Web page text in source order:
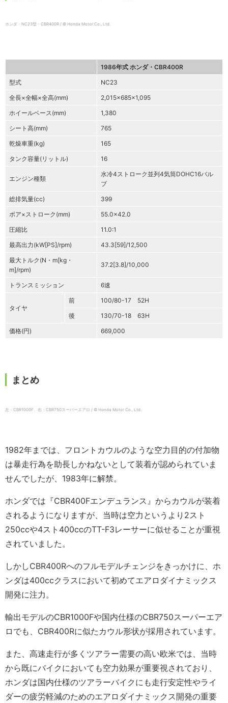
ホンダ・NC23型・CBR400R / © Honda Motor Co., Ltd.
1986年式 ホンダ・CBR400R
型式
NC23
全長×全幅×全高(mm)
2,015×685×1,095
ホイールベース(mm)
1,380
シート高(mm)
765
乾燥車重(kg)
165
タンク容量(リットル)
16
エンジン種類
水冷4ストローク並列4気筒DOHC16バル
ブ
総排気量(cc)
399
ボア×ストローク(mm)
55.0×42.0
圧縮比
11.0:1
最高出力(kW[PS]/rpm)
43.3[59]/12,500
最大トルク(N・m[kg・
m]/rpm)
37.2[3.8]/10,000
トランスミッション 6速
タイヤ
前
100/80-17 52H
後
130/70-18 63H
価格(円)
669,000
まとめ
左：CBR1000F、右：CBR750スーパーエアロ / © Honda Motor Co., Ltd.
1982年までは、フロントカウルのような空力目的の付加物
は暴走行為を助長しかねないとして装着が認められていま
せんでしたが、1983年に解禁。
ホンダでは『CBR400Fエンデュランス』からカウルが装着
されるようになりますが、当時は空力というより2スト
250ccや4スト400ccのTT-F3レーサーに似せることが重視
されていました。
しかしCBR400Rへのフルモデルチェンジをきっかけに、ホ
ンダは400ccクラスにおいて初めてエアロダイナミックス
開発に注力。
輸出モデルのCBR1000Fや国内仕様のCBR750スーパーエア
ロでも、CBR400Rに似たカウル形状が採用されています。
また、高速走行が多くツアラー需要の高い欧米では、当時
から既にバイクにおいても空力効果が重要視されており、
ホンダは国内仕様のツアラーバイクにも走行安定性やライ
ダーの疲労軽減のためのエアロダイナミックス開発の重要